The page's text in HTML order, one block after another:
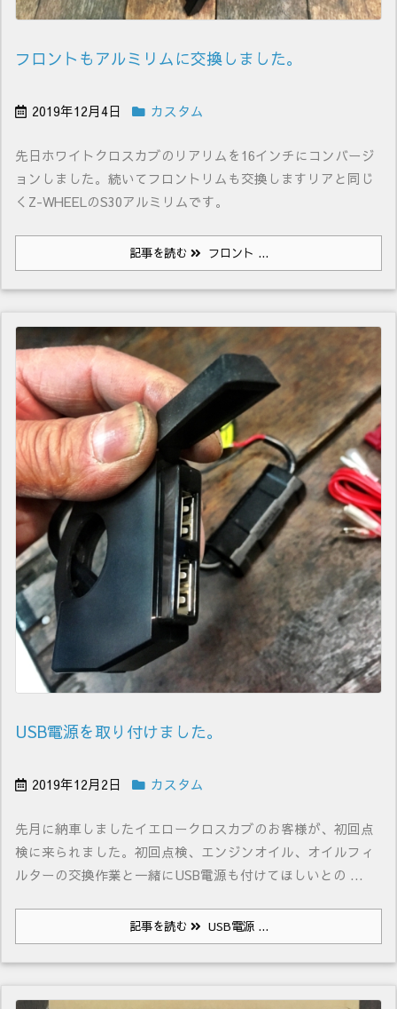
フロントもアルミリムに交換しました。
2019年12月4日 カスタム
先日ホワイトクロスカブのリアリムを16インチにコンバージ
ョンしました。続いてフロントリムも交換しますリアと同じ
くZ-WHEELのS30アルミリムです。
記事を読む フロント ...
USB電源を取り付けました。
2019年12月2日 カスタム
先月に納車しましたイエロークロスカブのお客様が、初回点
検に来られました。初回点検、エンジンオイル、オイルフィ
ルターの交換作業と一緒にUSB電源も付けてほしいとの ...
記事を読む USB電源 ...